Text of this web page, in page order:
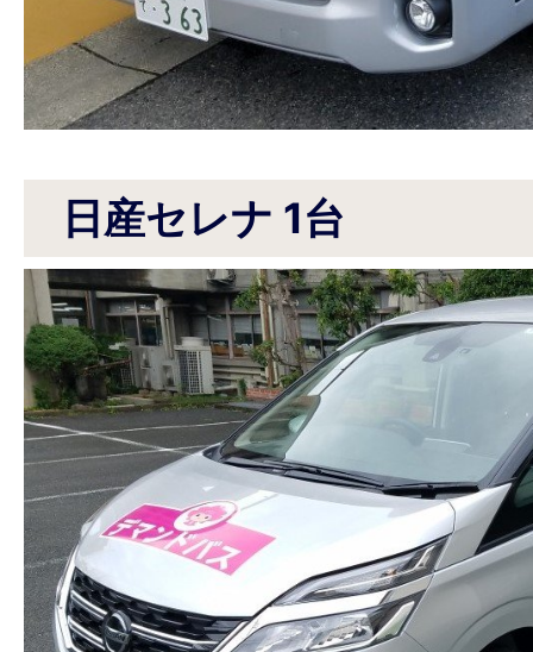
日産セレナ 1台